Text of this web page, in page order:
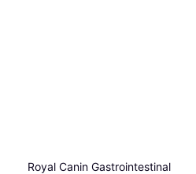
Royal Canin Gastrointestinal